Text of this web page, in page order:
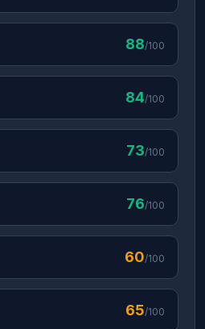
88/100
84/100
73/100
76/100
60/100
65/100